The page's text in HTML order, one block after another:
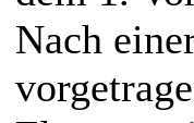
Nach